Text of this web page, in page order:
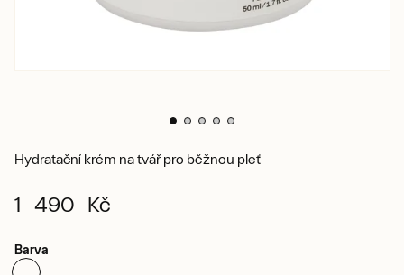
Hydratační krém na tvář pro běžnou pleť
1 490 Kč
Barva